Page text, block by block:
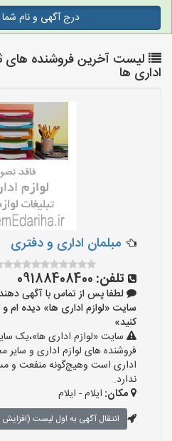
درج آگهی و نام
لیست آخرین فروشنده های
اداری ها
مبلمان اداری و دفتری
تلفن: 09188408400
لطفا پس از تماس با آگهی
کنید»
سایت «لوازم اداری ها»،یک
فروشنده های لوازم اداری و سایر
اداری است وهیچ‌گونه منفعت و
ندارد.
مکان: ایلام - ایلام
انتقال آگهی به اول لیست (افزایش